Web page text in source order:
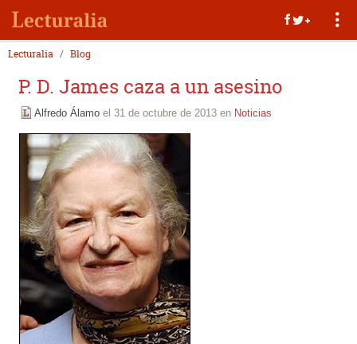
Lecturalia Blog
P. D. James caza a un asesino
Alfredo Álamo el 31 de octubre de 2013 en Noticias